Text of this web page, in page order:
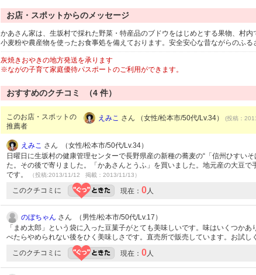
お店・スポットからのメッセージ
かあさん家は、生坂村で採れた野菜・特産品のブドウをはじめとする果物、村
小麦粉や農産物を使ったお食事処を備えております。安全安心な昔ながらのふる
灰焼きおやきの地方発送を承ります
※ながの子育て家庭優待パスポートのご利用ができます。
おすすめのクチコミ （4 件）
このお店・スポットの
推薦者
えみこ さん （女性/松本市/50代/Lv.34） (投稿：
えみこ さん （女性/松本市/50代/Lv.34）
日曜日に生坂村の健康管理センターで長野県産の新種の蕎麦の“「信州ひすい
た。その後で寄りました。「かあさんとうふ」を買いました。地元産の大豆
です。
（投稿:2013/11/12 掲載：2013/11/13）
このクチコミに 現在： 0人
のぼちゃん さん （男性/松本市/50代/Lv.17）
「まめ太郎」という袋に入った豆菓子がとても美味しいです。味はいくつか
べたらやめられない後をひく美味しさです。直売所で販売しています。お試し
このクチコミに 現在： 0人